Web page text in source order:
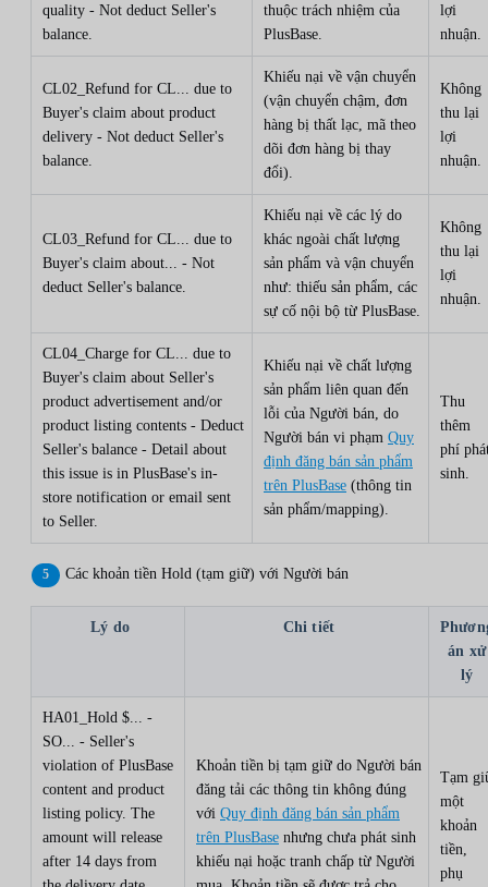
quality - Not deduct Seller's
balance.
thuộc trách nhiệm của
PlusBase.
lợi
nhuận.
CL02_Refund for CL... due to
Buyer's claim about product
delivery - Not deduct Seller's
balance.
Khiếu nại về vận chuyển
(vận chuyển chậm, đơn
hàng bị thất lạc, mã theo
dõi đơn hàng bị thay
đổi).
Không
thu lại
lợi
nhuận.
CL03_Refund for CL... due to
Buyer's claim about... - Not
deduct Seller's balance.
Khiếu nại về các lý do
khác ngoài chất lượng
sản phẩm và vận chuyển
như: thiếu sản phẩm, các
sự cố nội bộ từ PlusBase.
Không
thu lại
lợi
nhuận.
CL04_Charge for CL... due to
Buyer's claim about Seller's
product advertisement and/or
product listing contents - Deduct
Seller's balance - Detail about
this issue is in PlusBase's in-
store notification or email sent
to Seller.
Khiếu nại về chất lượng
sản phẩm liên quan đến
lỗi của Người bán, do
Người bán vi phạm Quy
định đăng bán sản phẩm
trên PlusBase (thông tin
sản phẩm/mapping).
Thu
thêm
phí
sinh.
Các khoản tiền Hold (tạm giữ) với Người bán
Lý do Chi tiết
án xử
lý
HA01_Hold $... -
SO... - Seller's
violation of PlusBase
content and product
listing policy. The
amount will release
after 14 days from
Khoản tiền bị tạm giữ do Người bán
đăng tải các thông tin không đúng
với Quy định đăng bán sản phẩm
trên PlusBase nhưng chưa phát sinh
khiếu nại hoặc tranh chấp từ Người
Tạm
một
khoản
tiền,
phụ